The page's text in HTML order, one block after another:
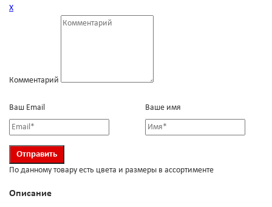
Х
Комментарий
Ваш Email Ваше имя
По данному товару есть цвета и размеры в ассортименте
Описание